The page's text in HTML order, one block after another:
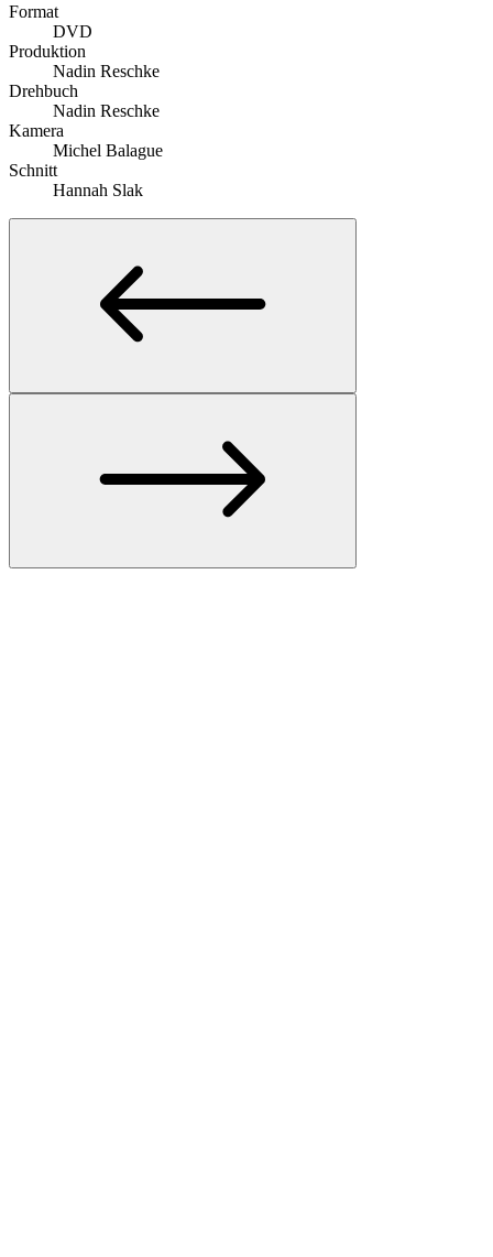
Format
DVD
Produktion
Nadin Reschke
Drehbuch
Nadin Reschke
Kamera
Michel Balague
Schnitt
Hannah Slak